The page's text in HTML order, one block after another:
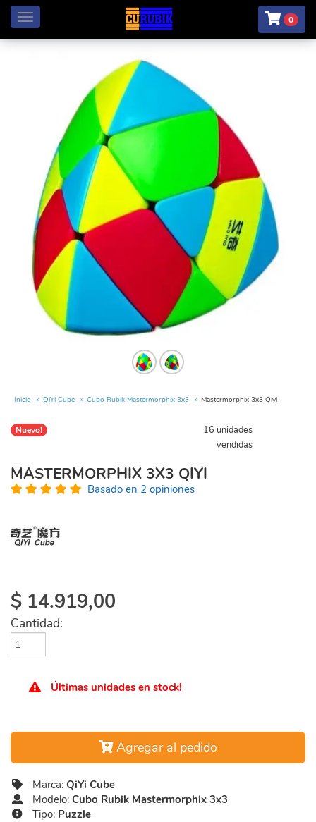
Menú 0
Inicio QiYi Cube Cubo Rubik Mastermorphix 3x3 Mastermorphix 3x3 Qiyi
Nuevo!
16 unidades
vendidas
MASTERMORPHIX 3X3 QIYI
Basado en 2 opiniones
$ 14.919,00
Cantidad:
Últimas unidades en stock!
Agregar al pedido
Marca: QiYi Cube
Modelo: Cubo Rubik Mastermorphix 3x3
Tipo: Puzzle